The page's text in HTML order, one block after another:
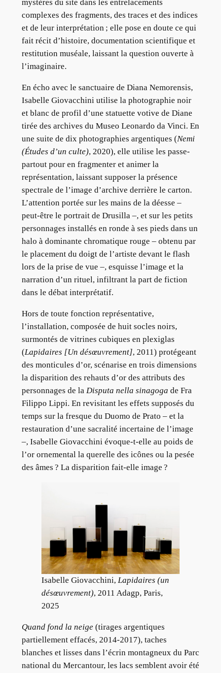
mystères du site dans les entrelacements
complexes des fragments, des traces et des indices
et de leur interprétation ; elle pose en doute ce qui
fait récit d’histoire, documentation scientifique et
restitution muséale, laissant la question ouverte à
l’imaginaire.
En écho avec le sanctuaire de Diana Nemorensis,
Isabelle Giovacchini utilise la photographie noir
et blanc de profil d’une statuette votive de Diane
tirée des archives du Museo Leonardo da Vinci. En
une suite de dix photographies argentiques (Nemi
(Études d’un culte), 2020), elle utilise les passe-
partout pour en fragmenter et animer la
représentation, laissant supposer la présence
spectrale de l’image d’archive derrière le carton.
L’attention portée sur les mains de la déesse –
peut-être le portrait de Drusilla –, et sur les petits
personnages installés en ronde à ses pieds dans un
halo à dominante chromatique rouge – obtenu par
le placement du doigt de l’artiste devant le flash
lors de la prise de vue –, esquisse l’image et la
narration d’un rituel, infiltrant la part de fiction
dans le débat interprétatif.
Hors de toute fonction représentative,
l’installation, composée de huit socles noirs,
surmontés de vitrines cubiques en plexiglas
(Lapidaires [Un désœuvrement], 2011) protégeant
des monticules d’or, scénarise en trois dimensions
la disparition des rehauts d’or des attributs des
personnages de la Disputa nella sinagoga de Fra
Filippo Lippi. En revisitant les effets supposés du
temps sur la fresque du Duomo de Prato – et la
restauration d’une sacralité incertaine de l’image
–, Isabelle Giovacchini évoque-t-elle au poids de
l’or ornemental la querelle des icônes ou la pesée
des âmes ? La disparition fait-elle image ?
Isabelle Giovacchini, Lapidaires (un
désœuvrement), 2011 Adagp, Paris,
2025
Quand fond la neige(tirages argentiques
partiellement effacés, 2014-2017), taches
blanches et lisses dans l’écrin montagneux du Parc
national du Mercantour, les lacs semblent avoir été